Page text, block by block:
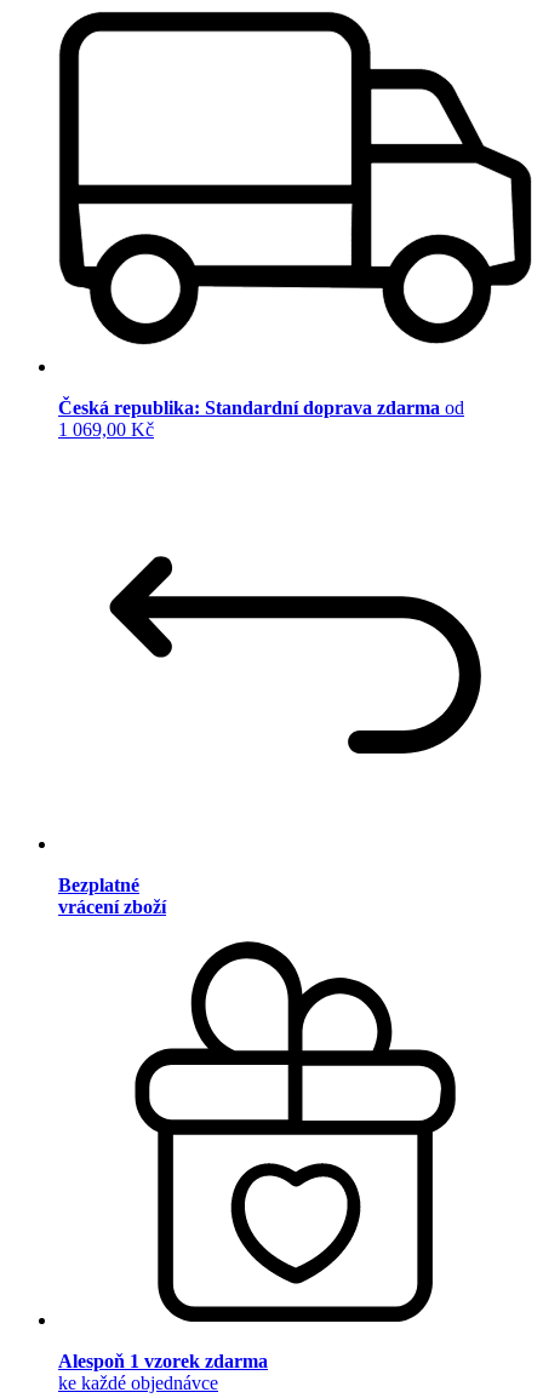
Česká republika: Standardní doprava zdarma od
1 069,00 Kč
Bezplatné
vrácení zboží
Alespoň 1 vzorek zdarma
ke každé objednávce